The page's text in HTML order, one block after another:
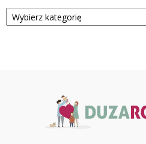
Kategorie